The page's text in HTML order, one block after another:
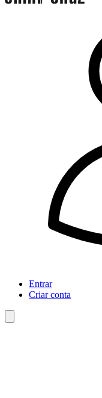
Entrar
Criar conta